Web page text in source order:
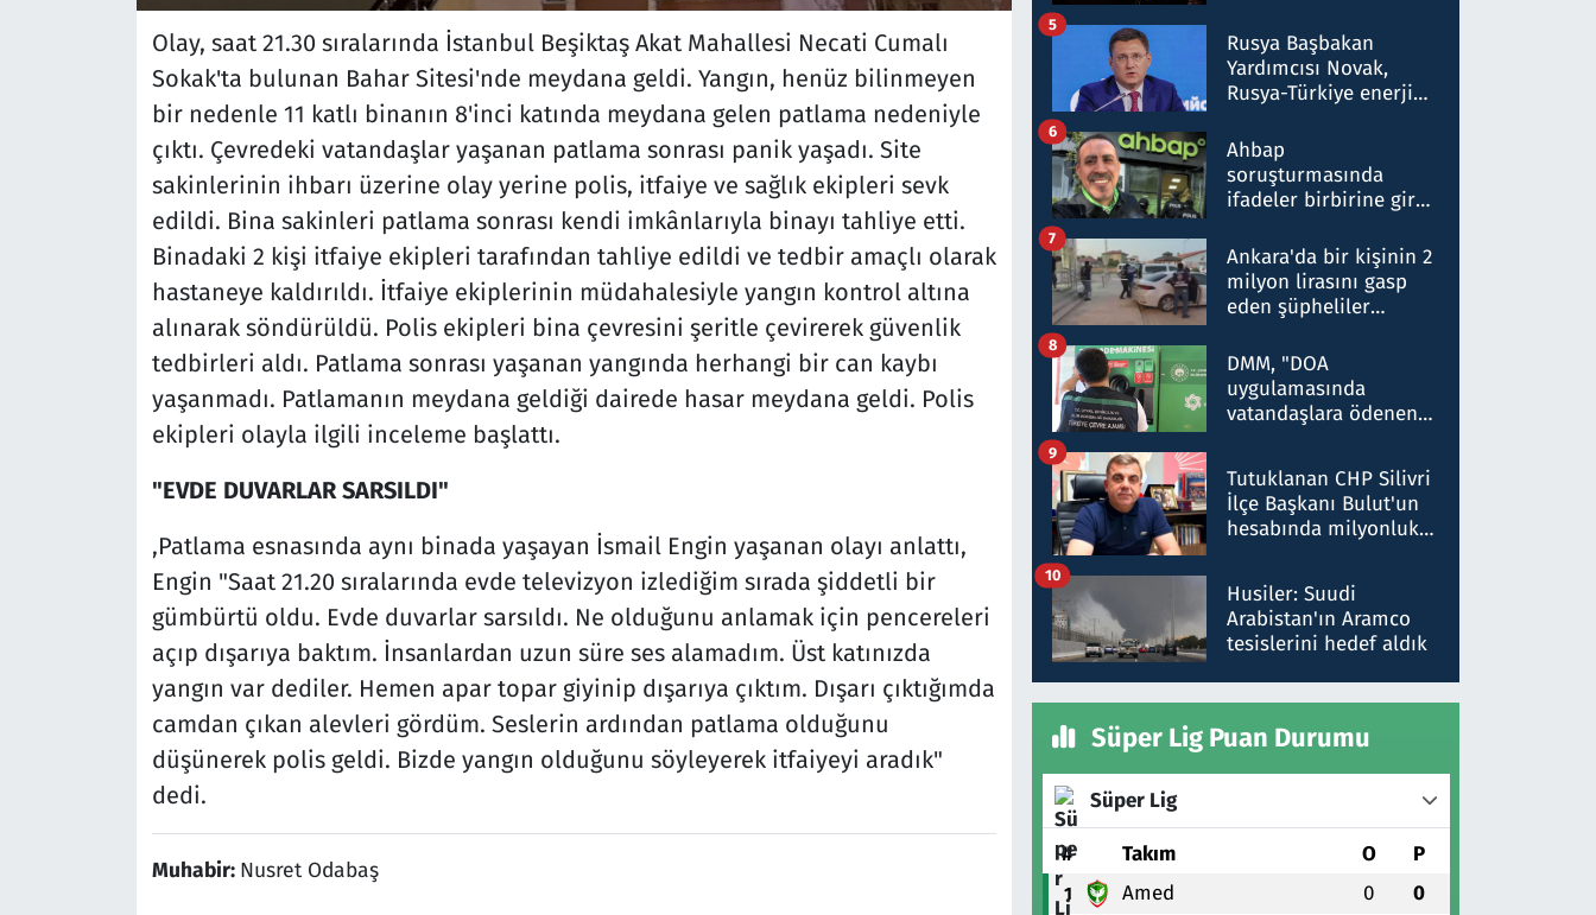
Olay, saat 21.30 sıralarında İstanbul Beşiktaş Akat Mahallesi Necati Cumalı
Sokak'ta bulunan Bahar Sitesi'nde meydana geldi. Yangın, henüz bilinmeyen
bir nedenle 11 katlı binanın 8'inci katında meydana gelen patlama nedeniyle
çıktı. Çevredeki vatandaşlar yaşanan patlama sonrası panik yaşadı. Site
sakinlerinin ihbarı üzerine olay yerine polis, itfaiye ve sağlık ekipleri sevk
edildi. Bina sakinleri patlama sonrası kendi imkânlarıyla binayı tahliye etti.
Binadaki 2 kişi itfaiye ekipleri tarafından tahliye edildi ve tedbir amaçlı olarak
hastaneye kaldırıldı. İtfaiye ekiplerinin müdahalesiyle yangın kontrol altına
alınarak söndürüldü. Polis ekipleri bina çevresini şeritle çevirerek güvenlik
tedbirleri aldı. Patlama sonrası yaşanan yangında herhangi bir can kaybı
yaşanmadı. Patlamanın meydana geldiği dairede hasar meydana geldi. Polis
ekipleri olayla ilgili inceleme başlattı.
"EVDE DUVARLAR SARSILDI"
,Patlama esnasında aynı binada yaşayan İsmail Engin yaşanan olayı anlattı,
Engin "Saat 21.20 sıralarında evde televizyon izlediğim sırada şiddetli bir
gümbürtü oldu. Evde duvarlar sarsıldı. Ne olduğunu anlamak için pencereleri
açıp dışarıya baktım. İnsanlardan uzun süre ses alamadım. Üst katınızda
yangın var dediler. Hemen apar topar giyinip dışarıya çıktım. Dışarı çıktığımda
camdan çıkan alevleri gördüm. Seslerin ardından patlama olduğunu
düşünerek polis geldi. Bizde yangın olduğunu söyleyerek itfaiyeyi aradık"
dedi.
Muhabir: Nusret Odabaş
Rusya Başbakan
Yardımcısı Novak,
Rusya-Türkiye enerji
nitelikte olduğunu
belirtti
5
Ahbap
soruşturmasında
ifadeler birbirine girdi:
ifadelerinden ortaya
çıkan tablo şok etti
6
Ankara'da bir kişinin 2
milyon lirasını gasp
eden şüpheliler
7
DMM, "DOA
uygulamasında
vatandaşlara ödenen
düşürüldüğü" iddiasını
yalanladı
8
Tutuklanan CHP Silivri
İlçe Başkanı Bulut'un
hesabında milyonluk
talimat verdi, ben
gönderdim
9
Husiler: Suudi
Arabistan'ın Aramco
tesislerini hedef aldık
10
Süper Lig Puan Durumu
Süper Lig
# Takım O P
1 Amed 0 0